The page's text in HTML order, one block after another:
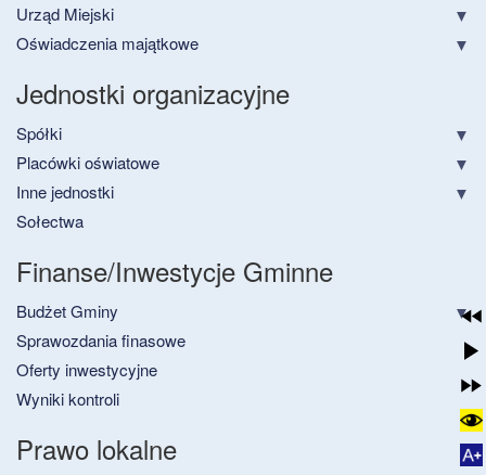
Urząd Miejski
Oświadczenia majątkowe
Jednostki organizacyjne
Spółki
Placówki oświatowe
Inne jednostki
Sołectwa
Finanse/Inwestycje Gminne
Budżet Gminy
Sprawozdania finasowe
Oferty inwestycyjne
Wyniki kontroli
Prawo lokalne